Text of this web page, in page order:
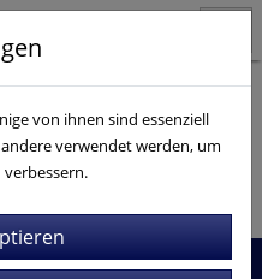
gefunden.
von ihnen sind essenziell
verwendet werden, um